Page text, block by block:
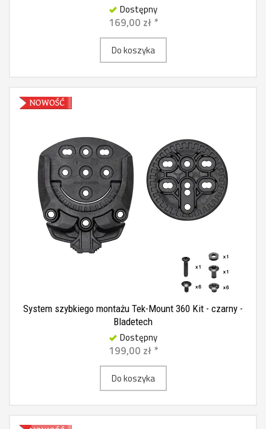
Dostępny
169,00 zł *
Do koszyka
System szybkiego montażu Tek-Mount 360 Kit - czarny -
Bladetech
Dostępny
199,00 zł *
Do koszyka